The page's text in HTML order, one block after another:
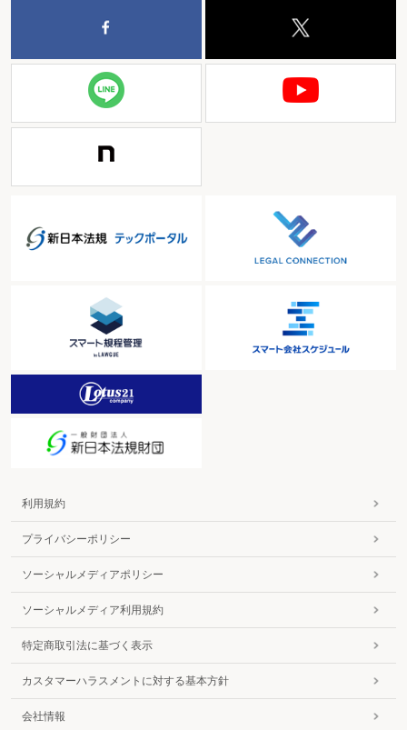
利用規約
プライバシーポリシー
ソーシャルメディアポリシー
ソーシャルメディア利用規約
特定商取引法に基づく表示
カスタマーハラスメントに対する基本方針
会社情報